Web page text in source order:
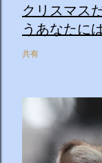
クリスマス
うあなたに
共有